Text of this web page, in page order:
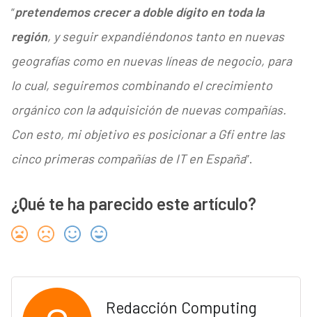
“pretendemos crecer a doble dígito en toda la
región, y seguir expandiéndonos tanto en nuevas
geografías como en nuevas líneas de negocio, para
lo cual, seguiremos combinando el crecimiento
orgánico con la adquisición de nuevas compañías.
Con esto, mi objetivo es posicionar a Gfi entre las
cinco primeras compañías de IT en España”.
¿Qué te ha parecido este artículo?
Redacción Computing